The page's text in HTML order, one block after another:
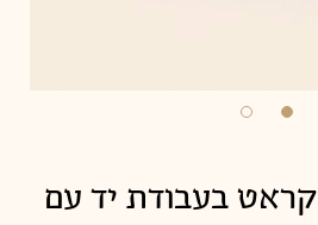
טבעת זהב 18 קראט בעבודת יד עם